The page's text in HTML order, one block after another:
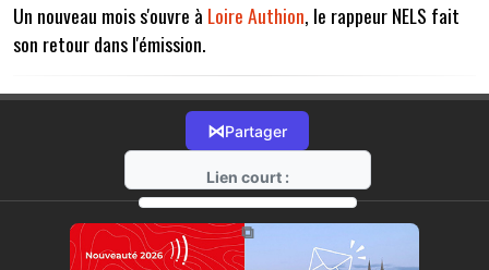
Un nouveau mois s'ouvre à Loire Authion, le rappeur NELS fait
son retour dans l'émission.
⋈Partager
Lien court :
https://radio-g.fr?14529
⧉